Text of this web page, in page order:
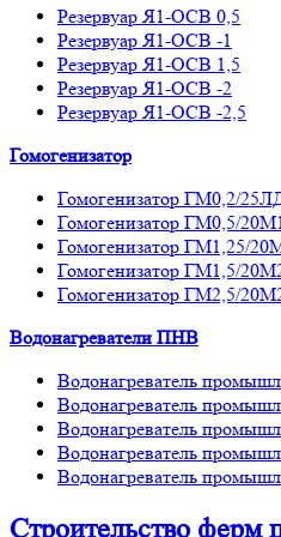
Резервуар Я1-ОСВ 0,5
Резервуар Я1-ОСВ -1
Резервуар Я1-ОСВ 1,5
Резервуар Я1-ОСВ -2
Резервуар Я1-ОСВ -2,5
Гомогенизатор
Гомогенизатор ГМ0,2/
Гомогенизатор ГМ0,5/
Гомогенизатор ГМ1,25/
Гомогенизатор ГМ1,5/
Гомогенизатор ГМ2,5/
Водонагреватели ПНВ
Водонагреватель
Водонагреватель
Водонагреватель
Водонагреватель
Водонагреватель
Строительство ферм